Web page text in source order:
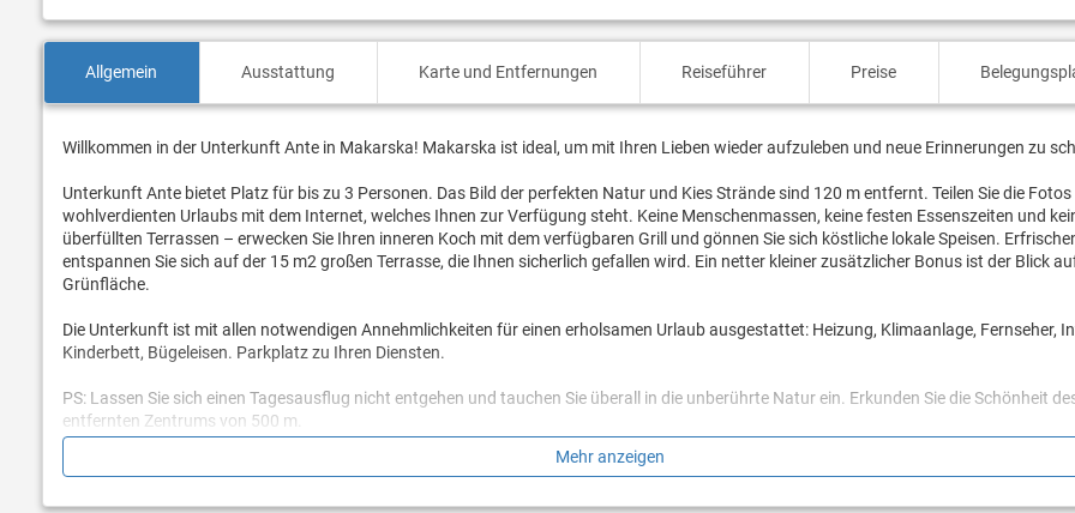
Allgemein Ausstattung Karte und Entfernungen Reiseführer Preise
Willkommen in der Unterkunft Ante in Makarska! Makarska ist ideal, um mit Ihren Lieben wieder aufzuleben und neue Erinnerungen zu
Unterkunft Ante bietet Platz für bis zu 3 Personen. Das Bild der perfekten Natur und Kies Strände sind 120 m entfernt. Teilen Sie die Fotos
wohlverdienten Urlaubs mit dem Internet, welches Ihnen zur Verfügung steht. Keine Menschenmassen, keine festen Essenszeiten und
überfüllten Terrassen – erwecken Sie Ihren inneren Koch mit dem verfügbaren Grill und gönnen Sie sich köstliche lokale Speisen.
entspannen Sie sich auf der 15 m2 großen Terrasse, die Ihnen sicherlich gefallen wird. Ein netter kleiner zusätzlicher Bonus ist der Blick
Grünfläche.
Die Unterkunft ist mit allen notwendigen Annehmlichkeiten für einen erholsamen Urlaub ausgestattet: Heizung, Klimaanlage, Fernseher,
Kinderbett, Bügeleisen. Parkplatz zu Ihren Diensten.
PS: Lassen Sie sich einen Tagesausflug nicht entgehen und tauchen Sie überall in die unberührte Natur ein. Erkunden Sie die Schönheit
entfernten Zentrums von 500 m.
Sind Sie bereit, Ihren Traumurlaub Wirklichkeit werden zu lassen? Buchen Sie Unterkunft Ante, solange noch verfügbar.
Mehr anzeigen